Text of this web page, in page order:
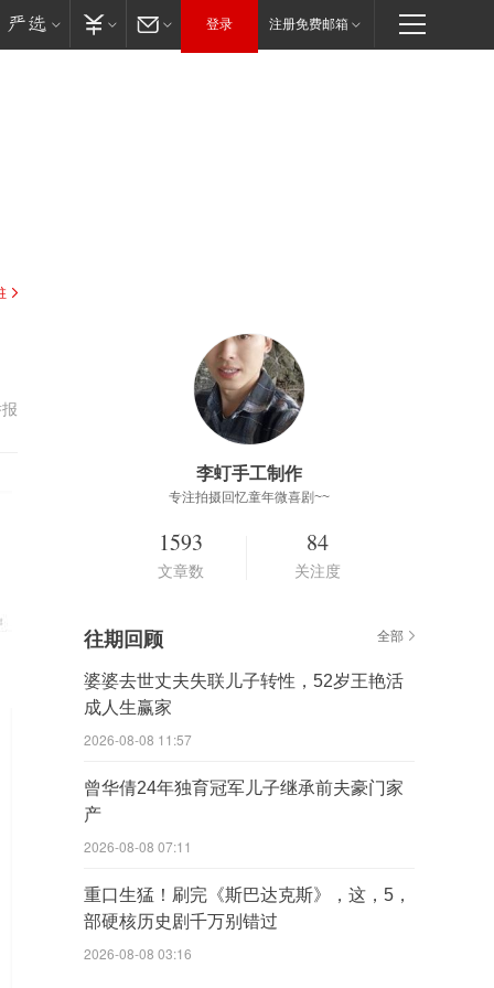
登录 注册免费邮箱
李虰手工制作
专注拍摄回忆童年微喜剧~~
1593
文章数
84
关注度
往期回顾 全部
婆婆去世丈夫失联儿子转性，52岁王艳活
成人生赢家
2026-08-08 11:57
曾华倩24年独育冠军儿子继承前夫豪门家
产
2026-08-08 07:11
重口生猛！刷完《斯巴达克斯》，这，5，
部硬核历史剧千万别错过
2026-08-08 03:16